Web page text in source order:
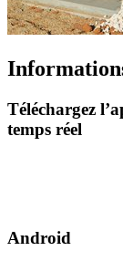
Téléchargez
temps réel
Android